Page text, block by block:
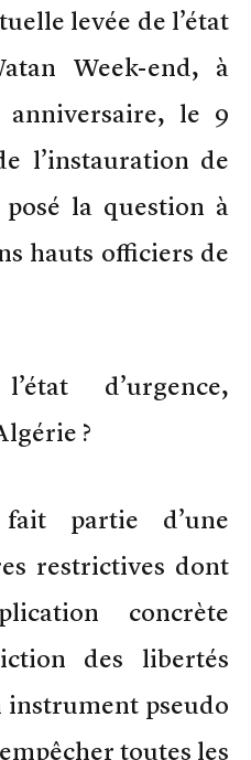
levée de l’état
Week-end, à
anniversaire, le 9
l’instauration de
posé la question à
hauts officiers de
d’urgence,
?
fait partie d’une
restrictives dont
concrète
des libertés
instrument pseudo
toutes les